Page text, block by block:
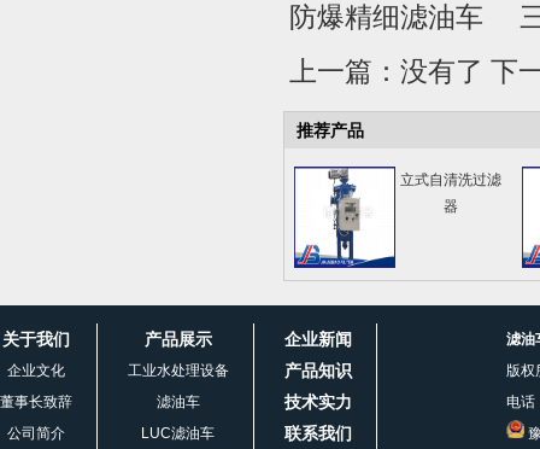
防爆精细滤油车
上一篇：没有了 下
推荐产品
立式自清洗过滤
器
关于我们
企业文化
董事长致辞
公司简介
产品展示
工业水处理设备
滤油车
LUC滤油车
企业新闻
产品知识
技术实力
联系我们
滤油
版权
电话